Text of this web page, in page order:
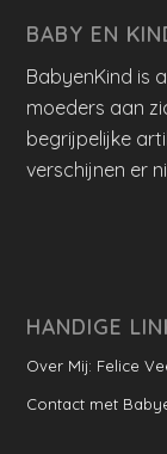
BABY EN
BabyenKind is
moeders aan
begrijpelijke
verschijnen er
HANDIGE
Over Mij: Felice
Contact met